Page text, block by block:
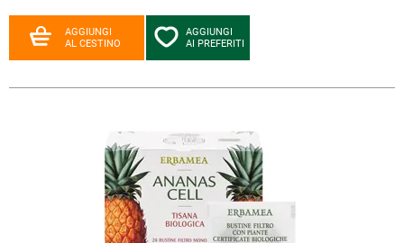
AGGIUNGI
AL CESTINO
AGGIUNGI
AI PREFERITI